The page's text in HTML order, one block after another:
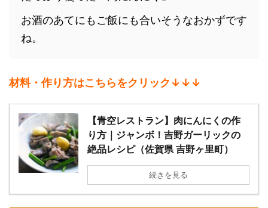
お酒のあてにもご飯にも合いそうなおかずです
ね。
材料・作り方はこちらをクリック↓↓↓
【青空レストラン】肉にんにくの作
り方｜ジャンボ！吉野ガーリックの
絶品レシピ（佐賀県 吉野ヶ里町）
続きを見る